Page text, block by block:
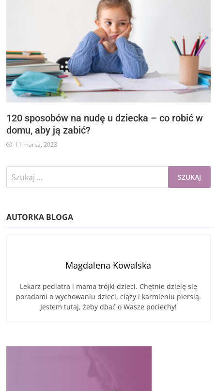
120 sposobów na nudę u dziecka – co robić w
domu, aby ją zabić?
11 marca, 2023
Szukaj:
AUTORKA BLOGA
Magdalena Kowalska
Lekarz pediatra i mama trójki dzieci. Chętnie dzielę się
poradami o wychowaniu dzieci, ciąży i karmieniu piersią.
Jestem tutaj, żeby dbać o Wasze pociechy!